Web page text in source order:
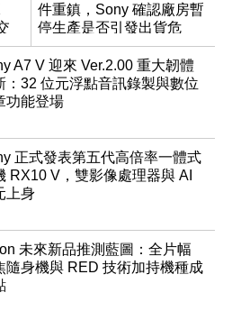
件重鎮，Sony 確認廠房暫
停生產是否引發出貨危
機？
A7 V 迎來 Ver.2.00 重大韌體
：32 位元浮點音訊錄製與數位
功能登場
正式發表第五代高倍率一體式
RX10 V，雙影像處理器與 AI
上身
未來新品推測藍圖：全片幅
隨身機與 RED 技術加持機種成